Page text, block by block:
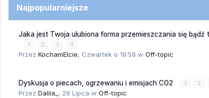
Najpopularniejsze
Jaka jest Twoja ulubiona forma przemieszczania się bądź
1 2 3 4
Przez KochamElcie, Czwartek o 18:58 w Off-topic
Dyskusja o piecach, ogrzewaniu i emisjach CO2 1 2
Przez Dalila_ , 29 Lipca w Off-topic